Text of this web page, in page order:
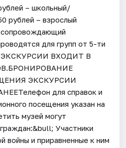
– школьный/
рублей – взрослый
сопровождающий
для групп от 5-ти
ЭКСКУРСИИ ВХОДИТ В
ЭКСКУРСИИ
для справок и
посещения указан на
музей могут
Участники
войны и приравненные к ним